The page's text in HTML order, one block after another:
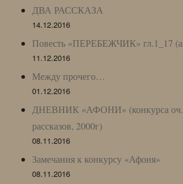
ДВА РАССКАЗА
14.12.2016
Повесть «ПЕРЕБЕЖЧИК» гл.1_17
11.12.2016
Между прочего…
01.12.2016
ДНЕВНИК «АФОНИ» (конкурса оч.
рассказов, 2000г)
08.11.2016
Замечания к конкурсу «Афоня»
08.11.2016